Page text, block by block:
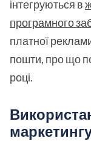
інтегруються в
програмного
платної
пошти, про що
році.
маркетингу